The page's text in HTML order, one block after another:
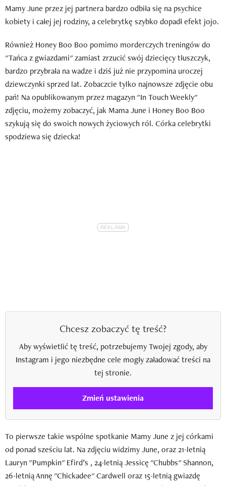
Mamy June przez jej partnera bardzo odbiła się na psychice
kobiety i całej jej rodziny, a celebrytkę szybko dopadł efekt jojo.
Również Honey Boo Boo pomimo morderczych treningów do
"Tańca z gwiazdami" zamiast zrzucić swój dziecięcy tłuszczyk,
bardzo przybrała na wadze i dziś już nie przypomina uroczej
dziewczynki sprzed lat. Zobaczcie tylko najnowsze zdjęcie obu
pań! Na opublikowanym przez magazyn "In Touch Weekly"
zdjęciu, możemy zobaczyć, jak Mama June i Honey Boo Boo
szykują się do swoich nowych życiowych ról. Córka celebrytki
spodziewa się dziecka!
Chcesz zobaczyć tę treść?
Aby wyświetlić tę treść, potrzebujemy Twojej zgody, aby
Instagram i jego niezbędne cele mogły załadować treści na
tej stronie.
Zmień ustawienia
To pierwsze takie wspólne spotkanie Mamy June z jej córkami
od ponad sześciu lat. Na zdjęciu widzimy June, oraz 21-letnią
Lauryn "Pumpkin" Efird’s , 24-letnią Jessicę "Chubbs" Shannon,
26-letnią Annę "Chickadee" Cardwell oraz 15-letnią gwiazdę